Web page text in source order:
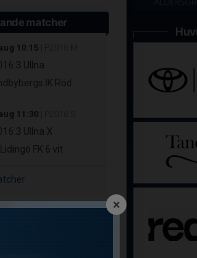
×
matcher
10:15
Ullna
IK Röd
11:30
Ullna X
Lidingö FK 6 vit